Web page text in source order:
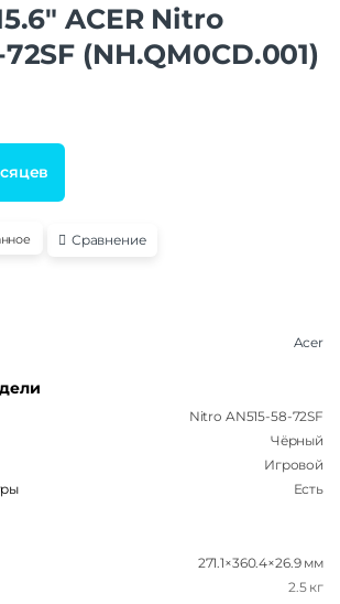
ACER Nitro
(NH.QM0CD.001)
Сравнение
Acer
Nitro AN515-58-72SF
Чёрный
Игровой
Есть
271.1×360.4×26.9 мм
2.5 кг